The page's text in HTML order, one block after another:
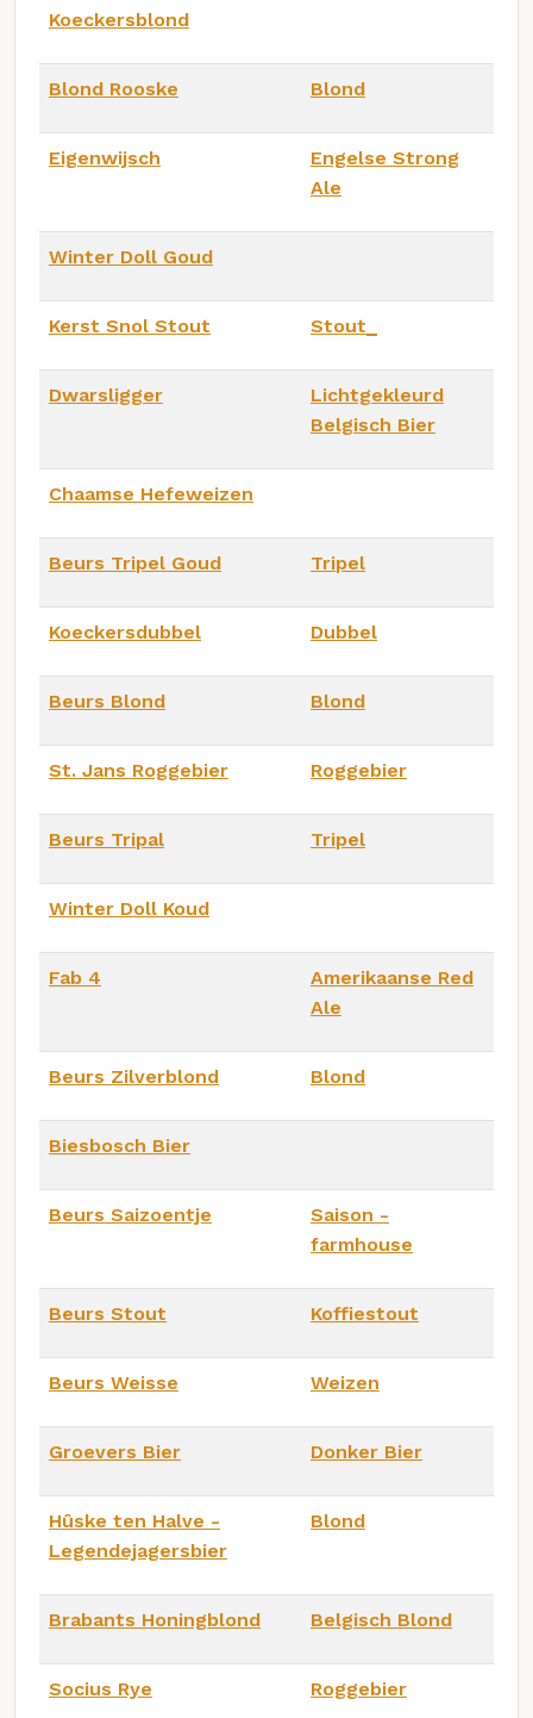
Koeckersblond
Blond Rooske Blond
Eigenwijsch
Engelse Strong
Ale
Winter Doll Goud
Kerst Snol Stout Stout_
Dwarsligger
Lichtgekleurd
Belgisch Bier
Chaamse Hefeweizen
Beurs Tripel Goud Tripel
Koeckersdubbel Dubbel
Beurs Blond Blond
St. Jans Roggebier Roggebier
Beurs Tripal Tripel
Winter Doll Koud
Fab 4
Amerikaanse Red
Ale
Beurs Zilverblond Blond
Biesbosch Bier
Beurs Saizoentje
Saison -
farmhouse
Beurs Stout Koffiestout
Beurs Weisse Weizen
Groevers Bier Donker Bier
Hûske ten Halve -
Legendejagersbier
Blond
Brabants Honingblond Belgisch Blond
Socius Rye Roggebier